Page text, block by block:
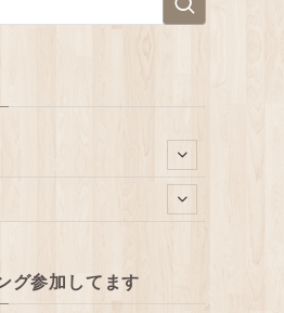
グ参加してます